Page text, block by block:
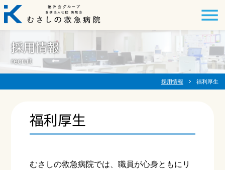
採用情報
recruit
採用情報 chevron_right 福利厚生
福利厚生
むさしの救急病院では、職員が心身ともにリ